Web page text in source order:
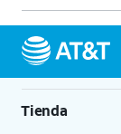
Tienda